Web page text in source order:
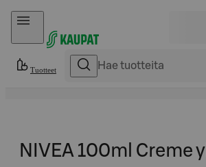
Hyppää sisältöön
Tuotteet
NIVEA 100ml Creme